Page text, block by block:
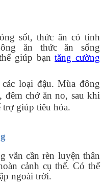
sốt, thức ăn có tính
ăn thức ăn sống
giúp bạntăng cường
loại đậu. Mùa đông
đêm chớ ăn no, sau khi
trợ giúp tiêu hóa.
vẫn cần rèn luyện thân
cảnh cụ thể. Có thể
ngoài trời.